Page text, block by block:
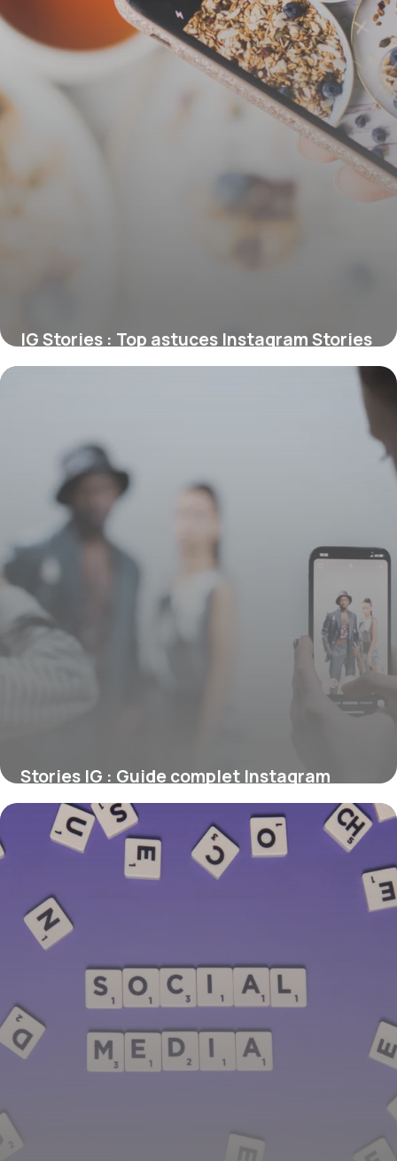
IG Stories : Top astuces Instagram Stories
2026
Stories IG : Guide complet Instagram
Stories 2026
6 juillet 2026